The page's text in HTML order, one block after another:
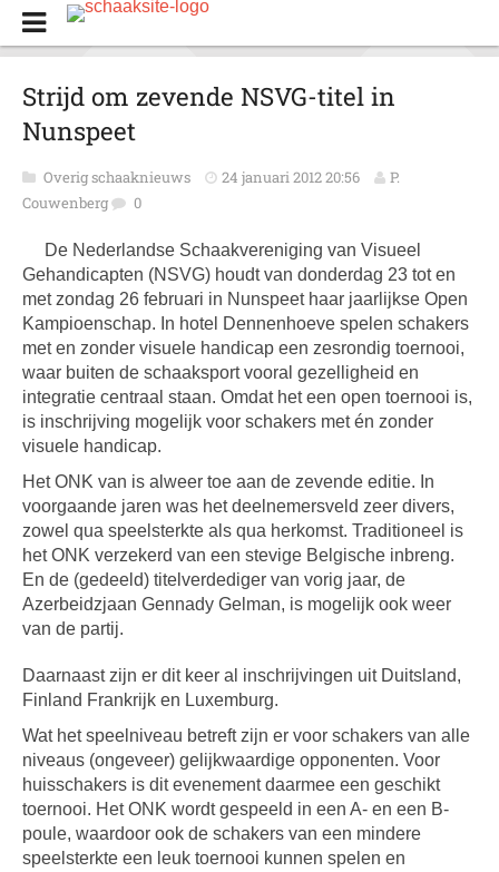
Strijd om zevende NSVG-titel in
Nunspeet
Overig schaaknieuws 24 januari 2012 20:56
P.
Couwenberg
0
De Nederlandse Schaakvereniging van Visueel
Gehandicapten (NSVG) houdt van donderdag 23 tot en
met zondag 26 februari in Nunspeet haar jaarlijkse Open
Kampioenschap. In hotel Dennenhoeve spelen schakers
met en zonder visuele handicap een zesrondig toernooi,
waar buiten de schaaksport vooral gezelligheid en
integratie centraal staan. Omdat het een open toernooi is,
is inschrijving mogelijk voor schakers met én zonder
visuele handicap.
Het ONK van is alweer toe aan de zevende editie. In
voorgaande jaren was het deelnemersveld zeer divers,
zowel qua speelsterkte als qua herkomst. Traditioneel is
het ONK verzekerd van een stevige Belgische inbreng.
En de (gedeeld) titelverdediger van vorig jaar, de
Azerbeidzjaan Gennady Gelman, is mogelijk ook weer
van de partij.
Daarnaast zijn er dit keer al inschrijvingen uit Duitsland,
Finland Frankrijk en Luxemburg.
Wat het speelniveau betreft zijn er voor schakers van alle
niveaus (ongeveer) gelijkwaardige opponenten. Voor
huisschakers is dit evenement daarmee een geschikt
toernooi. Het ONK wordt gespeeld in een A- en een B-
poule, waardoor ook de schakers van een mindere
speelsterkte een leuk toernooi kunnen spelen en